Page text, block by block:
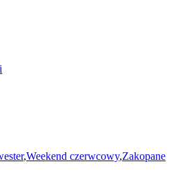
,Weekend czerwcowy,Zakopane